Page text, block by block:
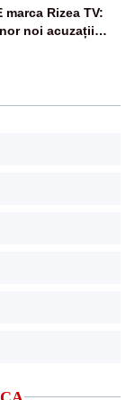
marca Rizea TV:
noi acuzații